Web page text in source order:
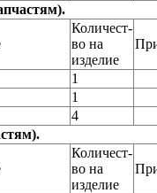
Количест-
во на
изделие
1
1
4
Количест-
во на
изделие